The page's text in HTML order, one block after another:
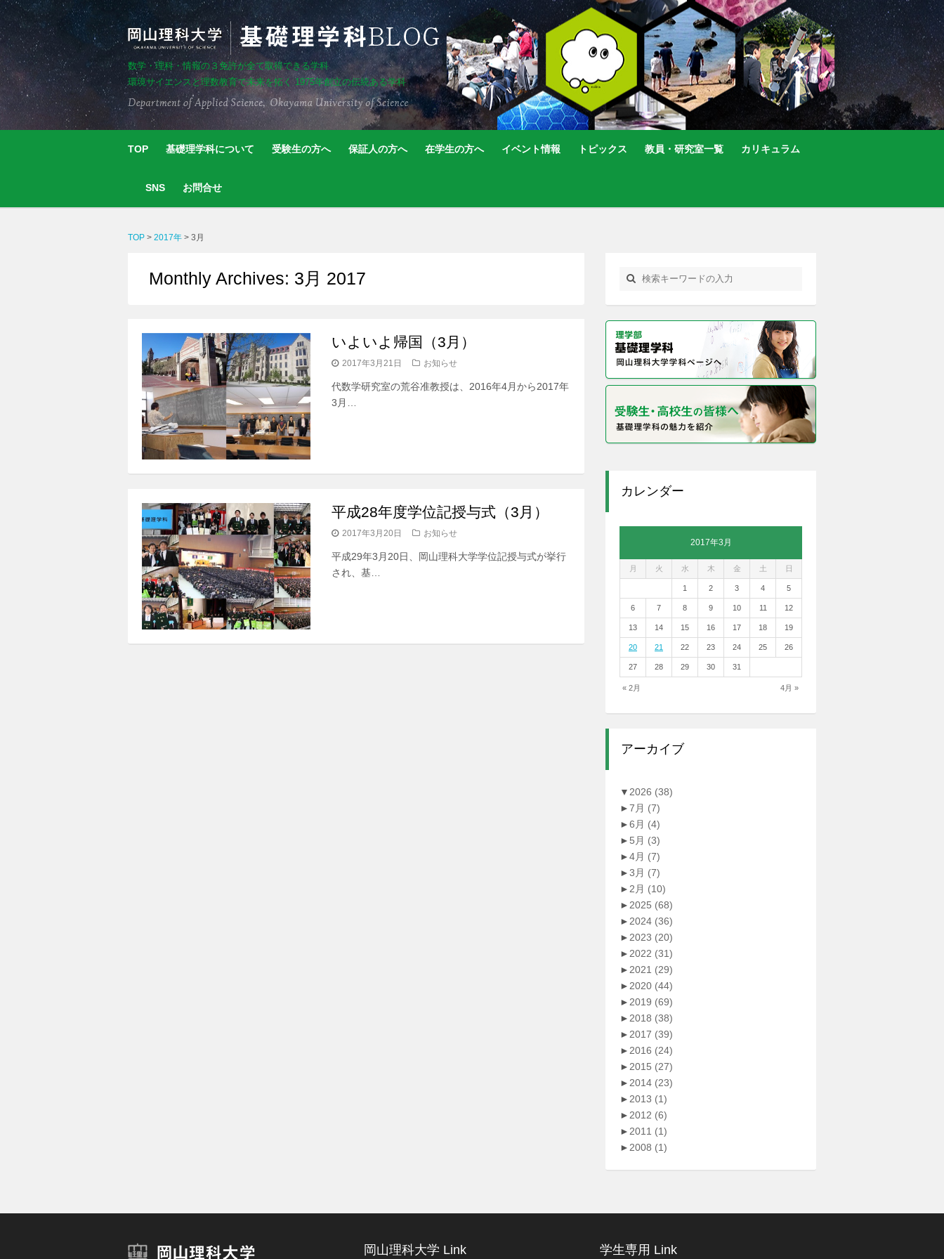
数学・理科・情報の３免許が全て取得できる学科
環境サイエンスと理数教育で未来を拓く 1975年創立の伝統ある学科
TOP 基礎理学科について 受験生の方へ 保証人の方へ 在学生の方へ イベント情報 トピックス 教員・研究室一覧 カリキュラム
SNS お問合せ
TOP > 2017年 > 3月
Monthly Archives: 3月 2017
いよいよ帰国（3月）
2017年3月21日 お知らせ
代数学研究室の荒谷准教授は、2016年4月から2017年
3月…
平成28年度学位記授与式（3月）
2017年3月20日 お知らせ
平成29年3月20日、岡山理科大学学位記授与式が挙行
され、基…
カレンダー
2017年3月
月 火 水 木 金 土 日
« 2月 4月 »
1 2 3 4 5
6 7 8 9 10 11 12
13 14 15 16 17 18 19
20 21 22 23 24 25 26
27 28 29 30 31
アーカイブ
▼ 2026 (38)
►7月 (7)
►6月 (4)
► 5月 (3)
►4月 (7)
►3月 (7)
► 2月 (10)
► 2025 (68)
► 2024 (36)
► 2023 (20)
► 2022 (31)
► 2021 (29)
► 2020 (44)
► 2019 (69)
► 2018 (38)
► 2017 (39)
► 2016 (24)
► 2015 (27)
► 2014 (23)
► 2013 (1)
► 2012 (6)
► 2011 (1)
► 2008 (1)
岡山理科大学 Link 学生専用 Link